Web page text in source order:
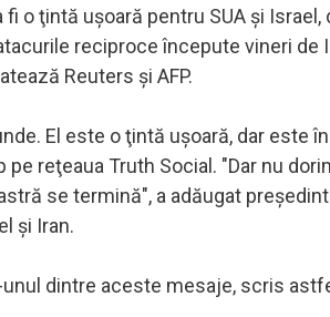
o ţintă uşoară pentru SUA şi
reciproce începute vineri de
Reuters şi AFP.
El este o ţintă uşoară, dar este
reţeaua Truth Social. "Dar nu
se termină", a adăugat
şi Iran.
unul dintre aceste mesaje, scris